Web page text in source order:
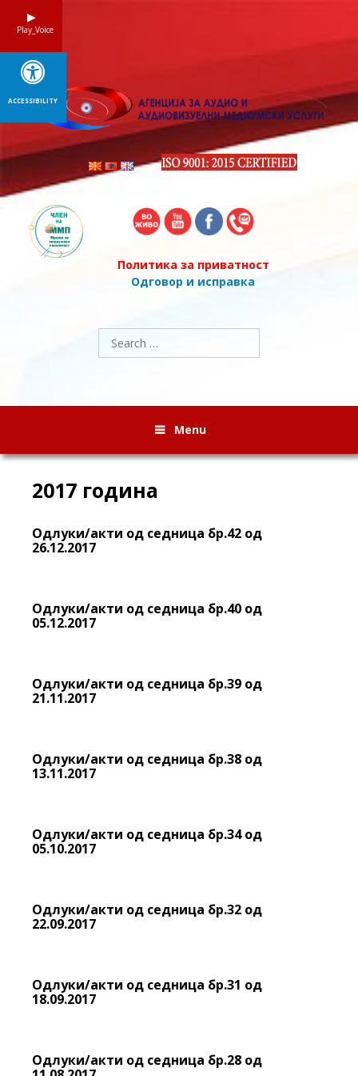
Политика за приватност
Одговор и исправка
Search
for:
Menu
2017 година
Одлуки/акти од седница бр.42 од
26.12.2017
Одлуки/акти од седница бр.40 од
05.12.2017
Одлуки/акти од седница бр.39 од
21.11.2017
Одлуки/акти од седница бр.38 од
13.11.2017
Одлуки/акти од седница бр.34 од
05.10.2017
Одлуки/акти од седница бр.32 од
22.09.2017
Одлуки/акти од седница бр.31 од
18.09.2017
Одлуки/акти од седница бр.28 од
Play_Voice
ACCESSIBILITY